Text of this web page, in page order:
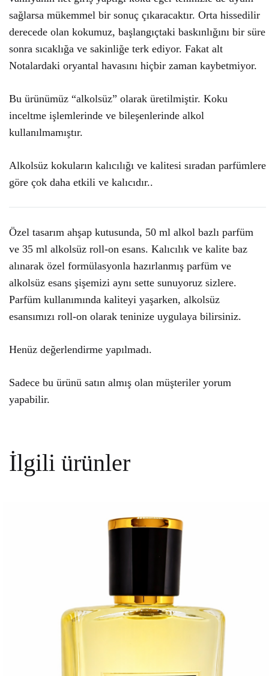
sağlarsa mükemmel bir sonuç çıkaracaktır. Orta hissedilir
derecede olan kokumuz, başlangıçtaki baskınlığını bir süre
sonra sıcaklığa ve sakinliğe terk ediyor. Fakat alt
Notalardaki oryantal havasını hiçbir zaman kaybetmiyor.
Bu ürünümüz “alkolsüz” olarak üretilmiştir. Koku
inceltme işlemlerinde ve bileşenlerinde alkol
kullanılmamıştır.
Alkolsüz kokuların kalıcılığı ve kalitesi sıradan parfümlere
göre çok daha etkili ve kalıcıdır..
Özel tasarım ahşap kutusunda, 50 ml alkol bazlı parfüm
ve 35 ml alkolsüz roll-on esans. Kalıcılık ve kalite baz
alınarak özel formülasyonla hazırlanmış parfüm ve
alkolsüz esans şişemizi aynı sette sunuyoruz sizlere.
Parfüm kullanımında kaliteyi yaşarken, alkolsüz
esansımızı roll-on olarak teninize uygulaya bilirsiniz.
Henüz değerlendirme yapılmadı.
Sadece bu ürünü satın almış olan müşteriler yorum
yapabilir.
İlgili ürünler